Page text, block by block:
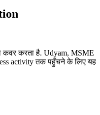
कवर करता है. Udyam, MSME
activity तक पहुँचने के लिए यह